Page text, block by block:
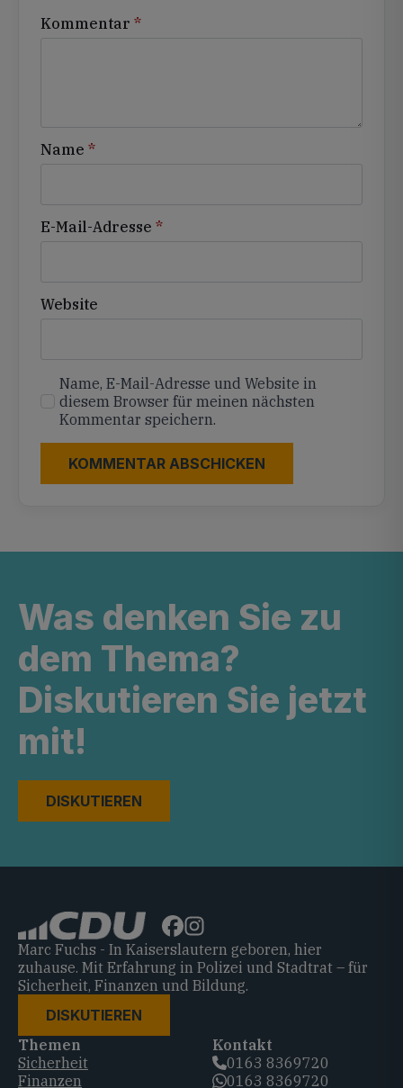
Kommentar *
Name *
E-Mail-Adresse *
Website
Name, E-Mail-Adresse und Website in
diesem Browser für meinen nächsten
Kommentar speichern.
Was denken Sie zu
dem Thema?
Diskutieren Sie jetzt
mit!
DISKUTIEREN
Marc Fuchs - In Kaiserslautern geboren, hier
zuhause. Mit Erfahrung in Polizei und Stadtrat – für
Sicherheit, Finanzen und Bildung.
DISKUTIEREN
Themen
Sicherheit
Finanzen
Kontakt
0163 8369720‬
0163 8369720‬